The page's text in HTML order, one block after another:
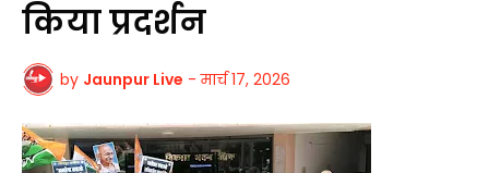
किया प्रदर्शन
by Jaunpur Live - मार्च 17, 2026